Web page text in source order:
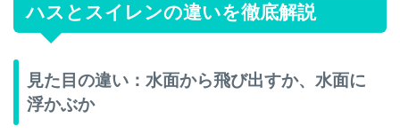
ハスとスイレンの違いを徹底解説
見た目の違い：水面から飛び出すか、水面に
浮かぶか